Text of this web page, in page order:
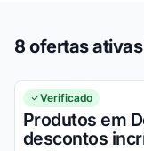
8 ofertas
Verificado
Produtos em
descontos